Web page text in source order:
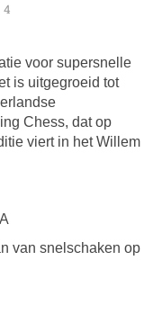
4
voor supersnelle
is uitgegroeid tot
Chess, dat op
viert in het Willem
van snelschaken op